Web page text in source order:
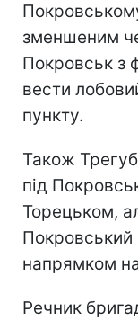
зменшеним
Покровськ з
вести
пункту.
Також
під
Торецьком,
Покровський
напрямком
Речник